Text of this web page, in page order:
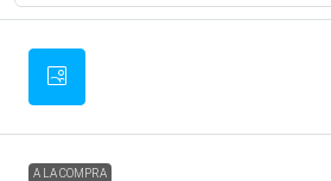
A LA COMPRA